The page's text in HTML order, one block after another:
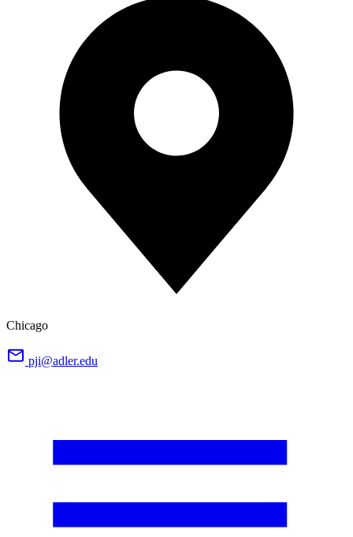
Chicago
pji@adler.edu